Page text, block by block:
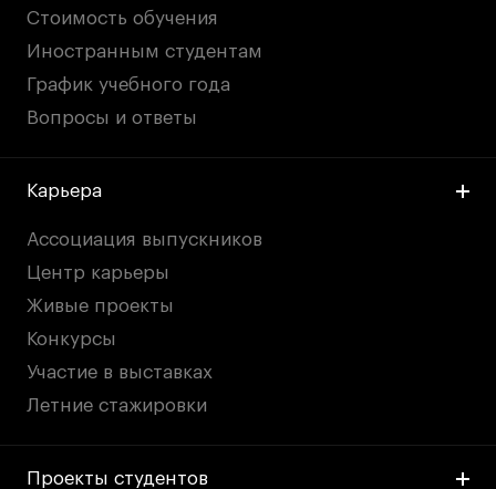
Стоимость обучения
Иностранным студентам
График учебного года
Вопросы и ответы
Карьера
Ассоциация выпускников
Центр карьеры
Живые проекты
Конкурсы
Участие в выставках
Летние стажировки
Проекты студентов